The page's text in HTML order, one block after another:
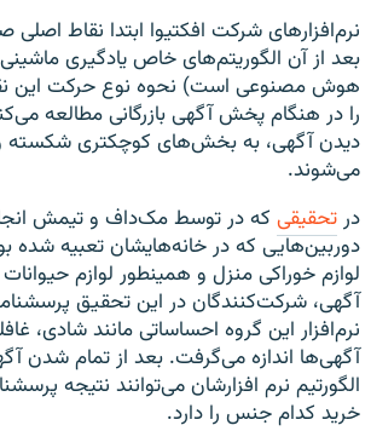
نرم‌افزارهای شرکت افکتیوا ابتدا نقاط
بعد از آن الگوریتم‌های خاص یادگیری
هوش‌ مصنوعی است) نحوه نوع حرکت این
را در هنگام پخش آگهی بازرگانی مطالعه
دیدن آگهی، به بخش‌های کوچکتری شکسته
می‌شوند.
درتحقیقی که در توسط مک‌داف و تیمش
دوربین‌هایی که در خانه‌هایشان تعبیه
لوازم خوراکی منزل و همینطور لوازم
آگهی، شرکت‌کنندگان در این تحقیق
نرم‌افزار این گروه احساساتی مانند شادی،
آگهی‌ها اندازه می‌گرفت. بعد از تمام شدن
الگورتیم نرم افزارشان می‌توانند نتیجه
خرید کدام جنس را دارد.